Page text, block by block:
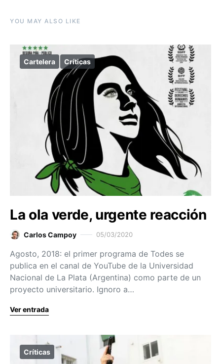
YOU MAY ALSO LIKE
Cartelera Críticas
La ola verde, urgente reacción
Carlos Campoy 05/03/2020
Agosto, 2018: el primer programa de Todes se
publica en el canal de YouTube de la Universidad
Nacional de La Plata (Argentina) como parte de un
proyecto universitario. Ignoro a…
Ver entrada
Críticas